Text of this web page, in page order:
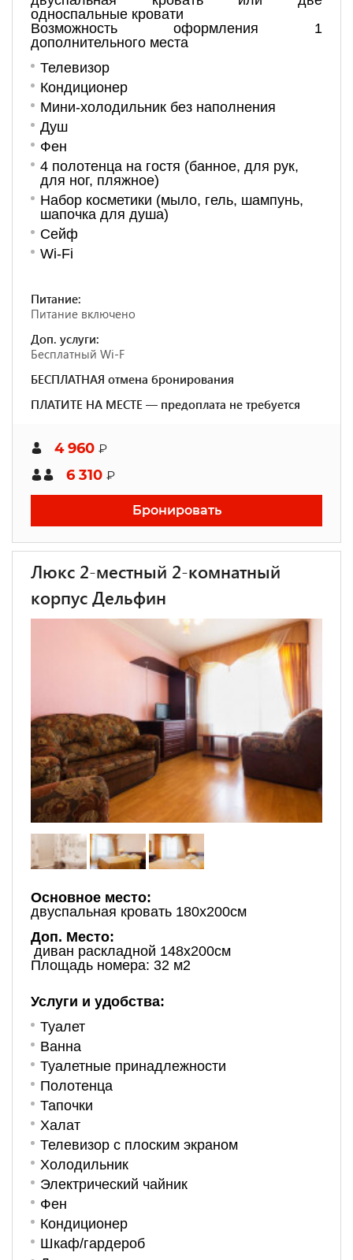
односпальные кровати
Возможность оформления 1
дополнительного места
Телевизор
Кондиционер
Мини-холодильник без наполнения
Душ
Фен
4 полотенца на гостя (банное, для рук,
для ног, пляжное)
Набор косметики (мыло, гель, шампунь,
шапочка для душа)
Сейф
Wi-Fi
Питание:
Питание включено
Доп. услуги:
Бесплатный Wi-F
БЕСПЛАТНАЯ отмена бронирования
ПЛАТИТЕ НА МЕСТЕ — предоплата не требуется
4 960 ₽
6 310 ₽
Бронировать
Люкс 2-местный 2-комнатный
корпус Дельфин
Основное место:
двуспальная кровать 180х200см
Доп. Место:
диван раскладной 148х200см
Площадь номера: 32 м2
Услуги и удобства:
Туалет
Ванна
Туалетные принадлежности
Полотенца
Тапочки
Халат
Телевизор с плоским экраном
Холодильник
Электрический чайник
Фен
Кондиционер
Шкаф/гардероб